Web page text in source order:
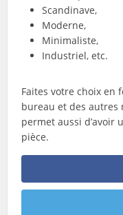
Scandinave,
Moderne,
Minimaliste,
Industriel, etc.
Faites votre choix en
bureau et des autres
permet aussi d’avoir
pièce.